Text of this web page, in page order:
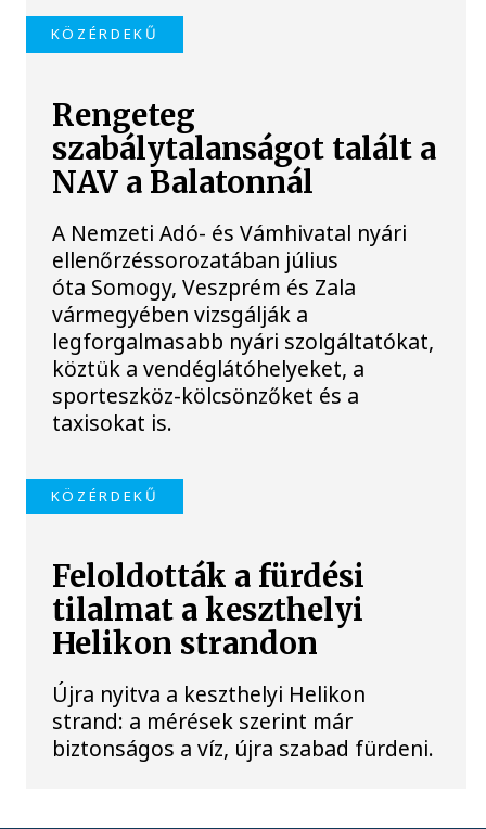
KÖZÉRDEKŰ
Rengeteg
szabálytalanságot talált a
NAV a Balatonnál
A Nemzeti Adó- és Vámhivatal nyári
ellenőrzéssorozatában július
óta Somogy, Veszprém és Zala
vármegyében vizsgálják a
legforgalmasabb nyári szolgáltatókat,
köztük a vendéglátóhelyeket, a
sporteszköz-kölcsönzőket és a
taxisokat is.
KÖZÉRDEKŰ
Feloldották a fürdési
tilalmat a keszthelyi
Helikon strandon
Újra nyitva a keszthelyi Helikon
strand: a mérések szerint már
biztonságos a víz, újra szabad fürdeni.